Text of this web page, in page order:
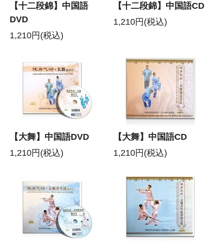
【十二段錦】中国語
DVD
1,210円(税込)
【十二段錦】中国語CD
1,210円(税込)
【大舞】中国語DVD
1,210円(税込)
【大舞】中国語CD
1,210円(税込)